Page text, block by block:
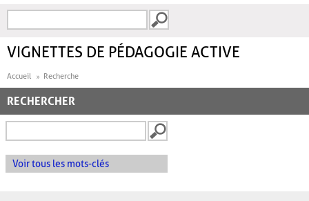
FORMULAIRE DE
VIGNETTES DE PÉDAGOGIE ACTIVE
Accueil Recherche
RECHERCHER
Voir tous les mots-clés